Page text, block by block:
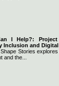
I Help?: Project
Inclusion and
Stories
and the...